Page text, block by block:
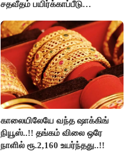
சதவீதம் பயிர்க்காப்பீடு
வினோத்..!
காலையிலேயே வந்த ஷாக்கிங்
நியூஸ்..!! தங்கம் விலை ஒரே
நாளில் ரூ.2,160 உயர்ந்தது..!!